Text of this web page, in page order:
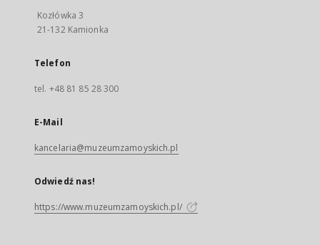
Kozłówka 3
21-132 Kamionka
Telefon
tel. +48 81 85 28 300
E-Mail
kancelaria@muzeumzamoyskich.pl
Odwiedź nas!
https://www.muzeumzamoyskich.pl/